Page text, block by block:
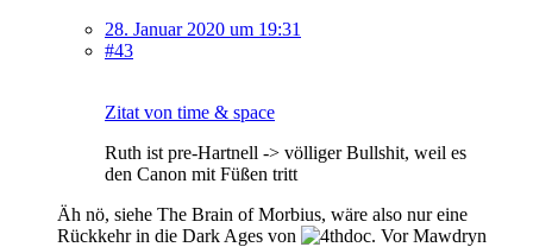
28. Januar 2020 um 19:31
#43
Zitat von time & space
Ruth ist pre-Hartnell -> völliger Bullshit, weil es
den Canon mit Füßen tritt
Äh nö, siehe The Brain of Morbius, wäre also nur eine
Rückkehr in die Dark Ages von
. Vor Mawdryn